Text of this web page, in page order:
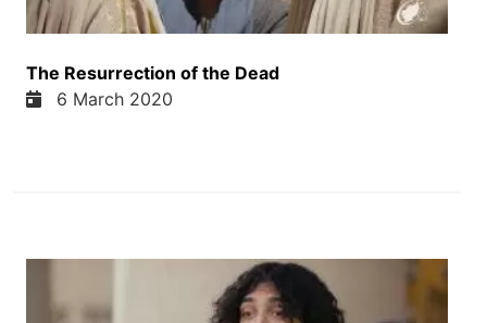
داشت سال نو با شعار هر افغان یک روز یک نحال آغاز
کردن و نصیر احمد درانی وزیر زراعت آبیاری و مالداری
در مراسم و همین مناسبت گفت که امسال نزدیک با دو
ملیون نحال سوی وزارت زراعت تحیه شده و ای گفت
های دیگه ایران هم واقعا بسیار آلوده است و اگر مردم
ما چی افغان ها چی ایرانی ها بتانن به نحال شانی
The Resurrection of the Dead
6 March 2020